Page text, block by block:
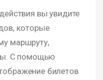
вы увидите
которые
маршруту,
С помощью
билетов